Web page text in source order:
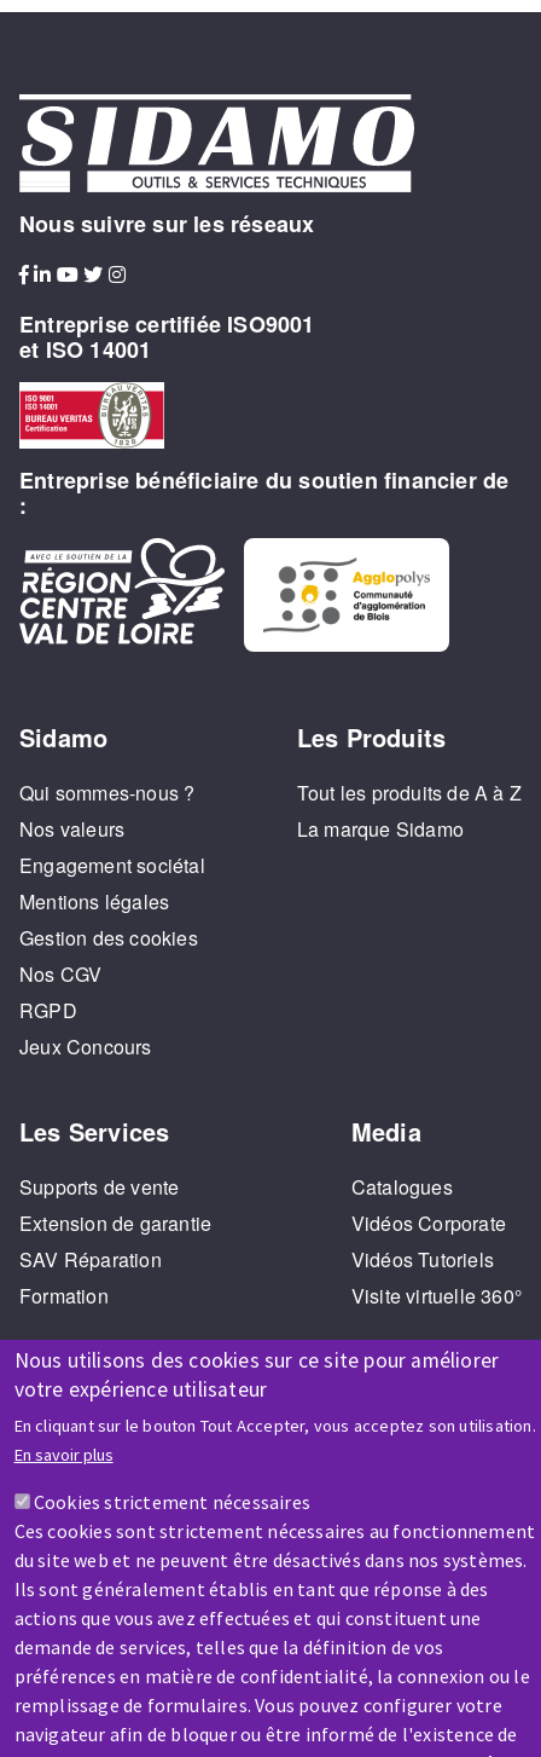
Nous utilisons des cookies sur ce site pour améliorer
votre expérience utilisateur
En cliquant sur le bouton Tout Accepter, vous acceptez son utilisation.
En savoir plus
Cookies strictement nécessaires
Ces cookies sont strictement nécessaires au fonctionnement
du site web et ne peuvent être désactivés dans nos systèmes.
Ils sont généralement établis en tant que réponse à des
actions que vous avez effectuées et qui constituent une
demande de services, telles que la définition de vos
préférences en matière de confidentialité, la connexion ou le
remplissage de formulaires. Vous pouvez configurer votre
navigateur afin de bloquer ou être informé de l'existence de
Nous suivre sur les réseaux
Entreprise certifiée ISO9001
et ISO 14001
Entreprise bénéficiaire du soutien financier de
:
Sidamo
Qui sommes-nous ?
Nos valeurs
Engagement sociétal
Mentions légales
Gestion des cookies
Nos CGV
RGPD
Jeux Concours
Les Produits
Tout les produits de A à Z
La marque Sidamo
Les Services
Supports de vente
Extension de garantie
SAV Réparation
Formation
Media
Catalogues
Vidéos Corporate
Vidéos Tutoriels
Visite virtuelle 360°
Une question ? Un renseignement ?
Contactez-nous